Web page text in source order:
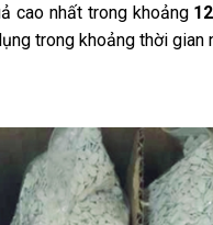
cao nhất trong khoảng
trong khoảng thời gian